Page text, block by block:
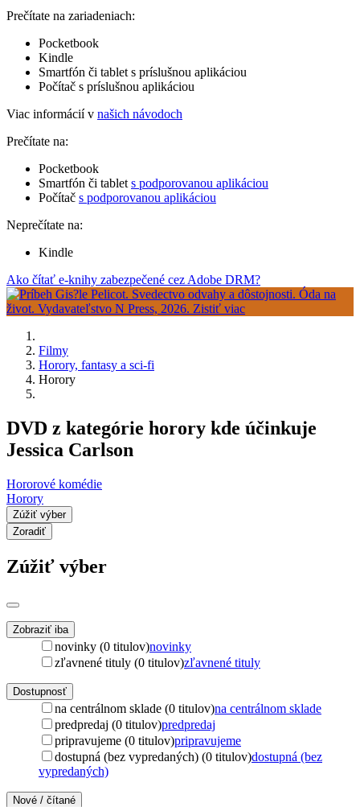
Prečítate na zariadeniach:
Pocketbook
Kindle
Smartfón či tablet s príslušnou aplikáciou
Počítač s príslušnou aplikáciou
Viac informácií v našich návodoch
Prečítate na:
Pocketbook
Smartfón či tablet s podporovanou aplikáciou
Počítač s podporovanou aplikáciou
Neprečítate na:
Kindle
Ako čítať e-knihy zabezpečené cez Adobe DRM?
Filmy
Horory, fantasy a sci-fi
Horory
DVD z kategórie horory kde účinkuje
Jessica Carlson
Hororové komédie
Horory
Zúžiť výber
Zoradiť
Zúžiť výber
Zobraziť iba
novinky (0 titulov)novinky
zľavnené tituly (0 titulov)zľavnené tituly
Dostupnosť
na centrálnom sklade (0 titulov)na centrálnom sklade
predpredaj (0 titulov)predpredaj
pripravujeme (0 titulov)pripravujeme
dostupná (bez vypredaných) (0 titulov)dostupná (bez
vypredaných)
Nové / čítané